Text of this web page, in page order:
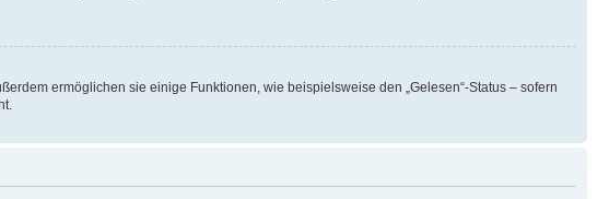
ermöglichen sie einige Funktionen, wie beispielsweise den „Gelesen“-Status – sofern